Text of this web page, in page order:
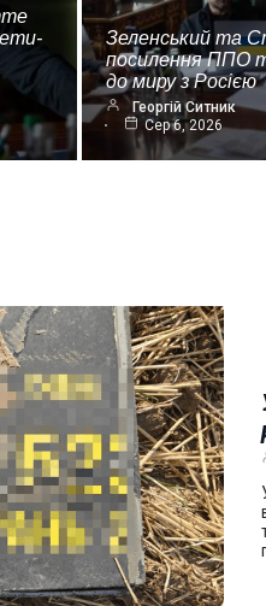
Зеленський та
посилення ППО
до миру з Росією
Георгій Ситник
Сер 6, 2026